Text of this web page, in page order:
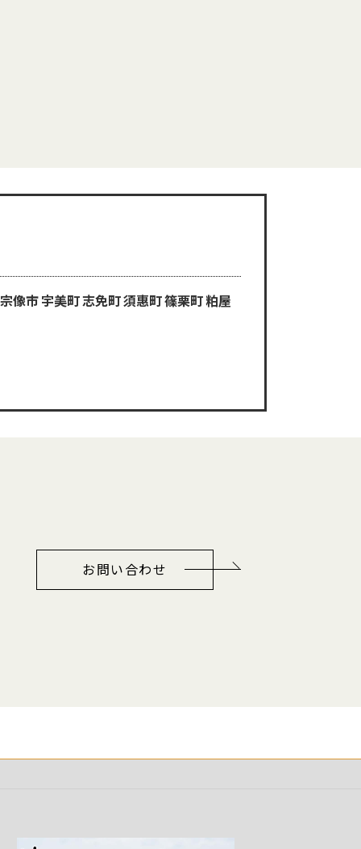
像市 宇美町 志免町 須惠町 篠栗町 粕屋
お問い合わせ